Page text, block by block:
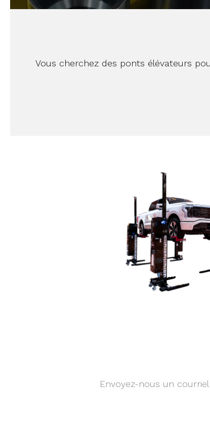
Vous cherchez des ponts élévateurs
Envoyez-nous un